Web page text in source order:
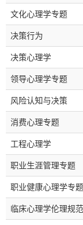
文化心理学专题
决策行为
决策心理学
领导心理学专题
风险认知与决策
消费心理专题
工程心理学
职业生涯管理专题
职业健康心理学专
临床心理学伦理规范